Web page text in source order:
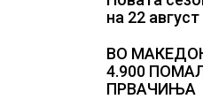
на 22 август
ВО
4.900
ПРВАЧИЊА